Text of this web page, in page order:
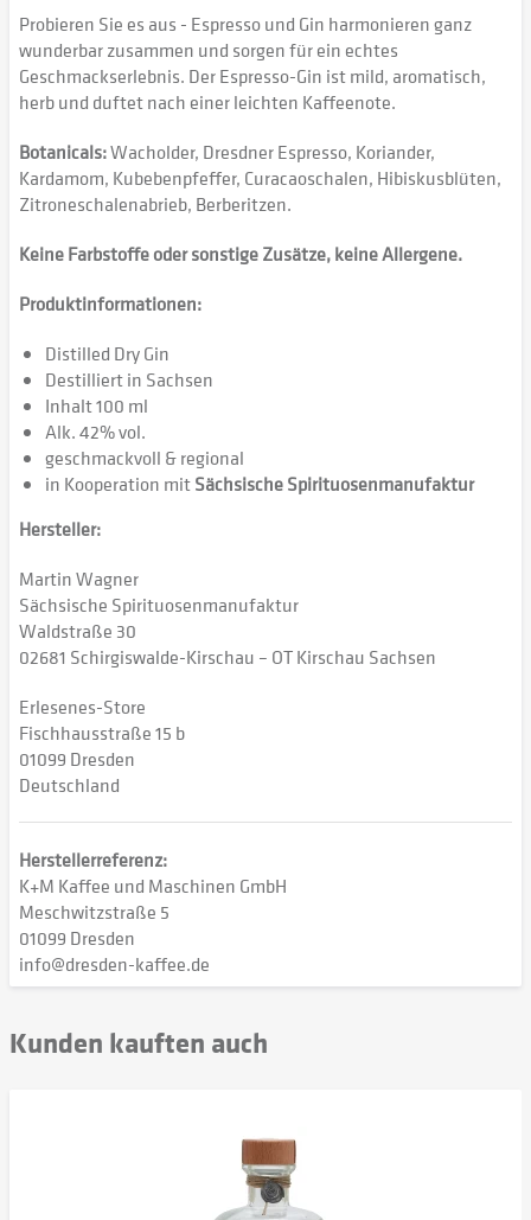
Probieren Sie es aus - Espresso und Gin harmonieren ganz
wunderbar zusammen und sorgen für ein echtes
Geschmackserlebnis. Der Espresso-Gin ist mild, aromatisch,
herb und duftet nach einer leichten Kaffeenote.
Botanicals:Wacholder, Dresdner Espresso, Koriander,
Kardamom, Kubebenpfeffer, Curacaoschalen, Hibiskusblüten,
Zitroneschalenabrieb, Berberitzen.
Keine Farbstoffe oder sonstige Zusätze, keine Allergene.
Produktinformationen:
Distilled Dry Gin
Destilliert in Sachsen
Inhalt 100 ml
Alk. 42% vol.
geschmackvoll & regional
in Kooperation mitSächsische Spirituosenmanufaktur
Hersteller:
Martin Wagner
Sächsische Spirituosenmanufaktur
Waldstraße 30
02681 Schirgiswalde-Kirschau – OT Kirschau Sachsen
Erlesenes-Store
Fischhausstraße 15 b
01099 Dresden
Deutschland
Herstellerreferenz:
K+M Kaffee und Maschinen GmbH
Meschwitzstraße 5
01099 Dresden
info@dresden-kaffee.de
Kunden kauften auch